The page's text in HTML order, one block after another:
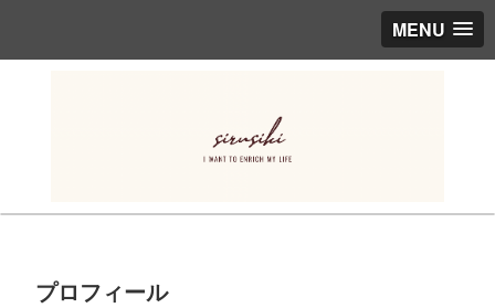
MENU
プロフィール